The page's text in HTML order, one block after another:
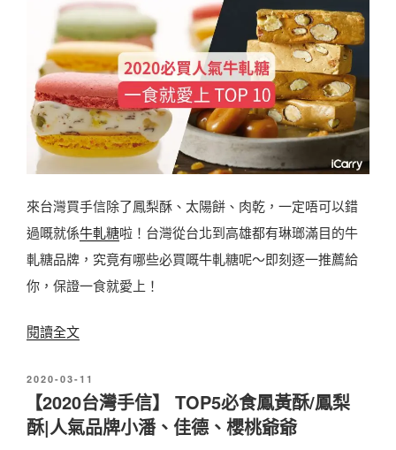
必
B
U
Y
南
棗
核
桃
糕
網
推
養
生
健
珠
奶
茶
甜
點
大
｜
6
款
超
氣
珍
珠
奶
來台灣買手信除了鳳梨酥、太陽餅、肉乾，一定唔可以錯
過嘅就係牛軋糖啦！台灣從台北到高雄都有琳瑯滿目的牛
軋糖品牌，究竟有哪些必買嘅牛軋糖呢～即刻逐一推薦給
你，保證一食就愛上！
閱讀全文〈
台
灣
手
發
佈
於
2020-03-11
【2020台灣手信】 TOP5必食鳳黃酥/鳳梨
酥|人氣品牌小潘、佳德、櫻桃爺爺